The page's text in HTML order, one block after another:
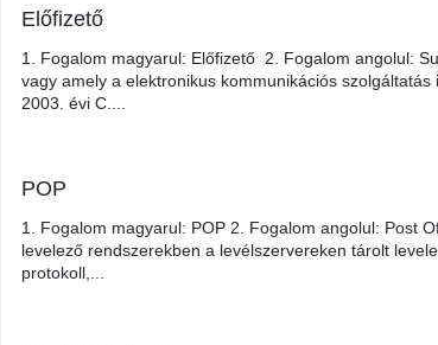
Előfizető
1. Fogalom magyarul: Előfizető 2. Fogalom angolul:
vagy amely a elektronikus kommunikációs
2003. évi C....
POP
1. Fogalom magyarul: POP 2. Fogalom angolul: Post
levelező rendszerekben a levélszervereken tárolt
protokoll,...